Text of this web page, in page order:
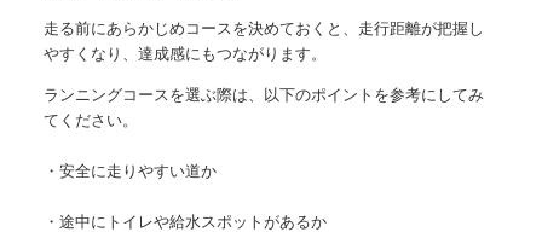
走る前にあらかじめコースを決めておくと、走行距離が把握し
やすくなり、達成感にもつながります。
ランニングコースを選ぶ際は、以下のポイントを参考にしてみ
てください。
・安全に走りやすい道か
・途中にトイレや給水スポットがあるか